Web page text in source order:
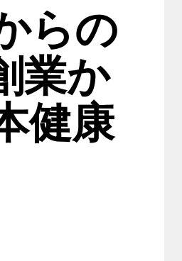
らの
業か
健康